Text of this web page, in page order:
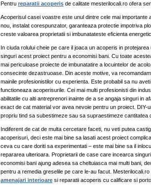
Pentru reparatii acoperis de calitate mesterilocali.ro ofera
Acoperisul casei voastre este unul dintre cele mai
nou, instalat corespunzator, garanteaza protectie impotriva
creste valoarea proprietatii si imbunatateste eficienta
In ciuda rolului cheie pe care il joaca un acoperis in
singuri acest proiect pentru a economisi bani. Cu toate
mai periculoase proiecte de imbunatatire a locuintelor de
consecinte dezastruoase. Din aceste motive, va
mainile profesionistilor cu experienta. Este probabil sa nu
functioneaza acoperisurile. Cei mai multi profesionisti din
abilitatile cu alti antreprenori inainte de a se angaja singuri in
exact de cat material vor avea nevoie pentru un proiect.
propriu tind sa subestimeze sau sa supraestimeze cantitatea
Indiferent de cat de multa cercetare faceti, nu veti putea
acoperisuri, deci este mai bine sa lasati acest proiect
ceva cu care doriti sa experimentati – este mai bine sa il
repararea ulterioara. Proprietarii de case care incearca
economisi bani ajung adesea sa cheltuiasca mai multi bani,
pentru a remedia greselile pe care le-au facut.
amenajari interioare si reparatii acoperis cu calificare si